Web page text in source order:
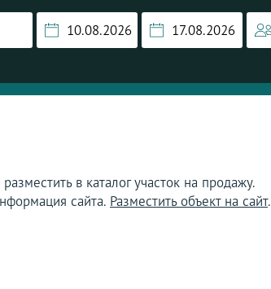
в каталог участок на продажу.
сайта. Разместить объект на сайт.